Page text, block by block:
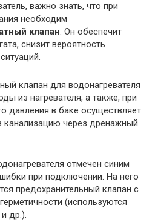
важно знать, что при
необходим
клапан. Он обеспечит
снизит вероятность
клапан для водонагревателя
из нагревателя, а также, при
давления в баке осуществляет
через дренажный
отмечен синим
при подключении. На него
предохранительный клапан с
(используются
др.).